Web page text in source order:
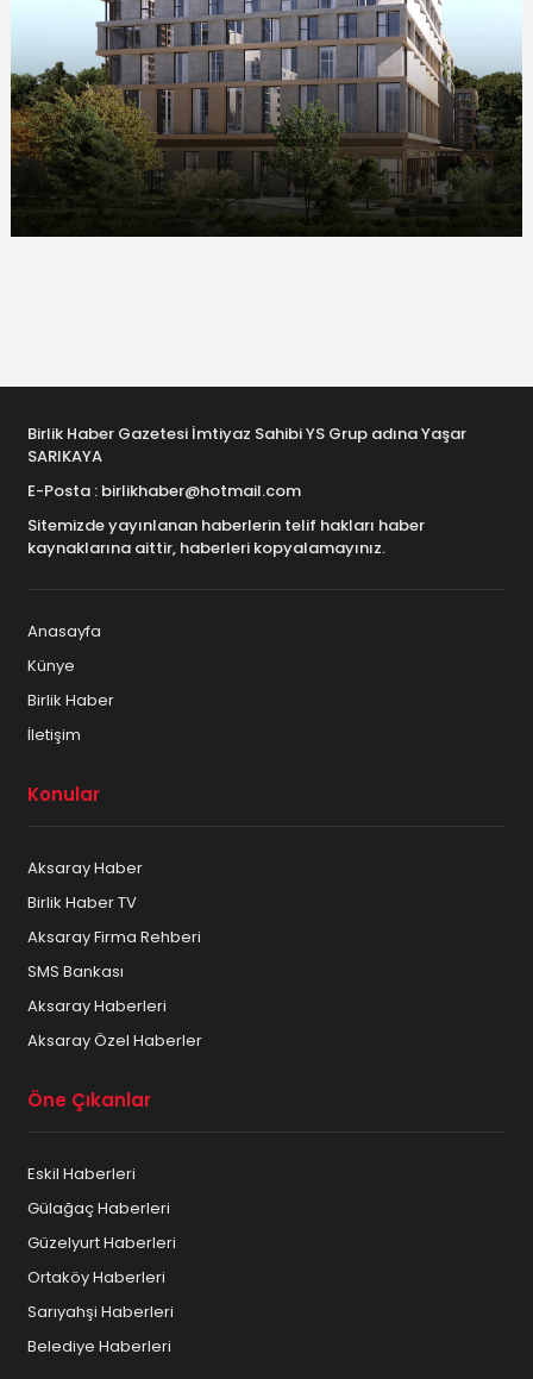
Birlik Haber Gazetesi İmtiyaz Sahibi YS Grup adına Yaşar
SARIKAYA
E-Posta : birlikhaber@hotmail.com
Sitemizde yayınlanan haberlerin telif hakları haber
kaynaklarına aittir, haberleri kopyalamayınız.
Anasayfa
Künye
Birlik Haber
İletişim
Konular
Aksaray Haber
Birlik Haber TV
Aksaray Firma Rehberi
SMS Bankası
Aksaray Haberleri
Aksaray Özel Haberler
Öne Çıkanlar
Eskil Haberleri
Gülağaç Haberleri
Güzelyurt Haberleri
Ortaköy Haberleri
Sarıyahşi Haberleri
Belediye Haberleri